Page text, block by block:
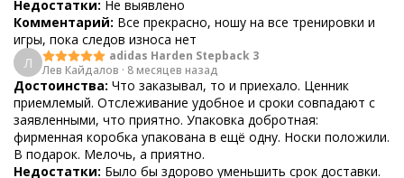
Недостатки: Не выявлено
Комментарий: Все прекрасно, ношу на все тренировки и
игры, пока следов износа нет
Л
adidas Harden Stepback 3
Лев Кайдалов · 8 месяцев назад
Достоинства: Что заказывал, то и приехало. Ценник
приемлемый. Отслеживание удобное и сроки совпадают с
заявленными, что приятно. Упаковка добротная:
фирменная коробка упакована в ещё одну. Носки положили.
В подарок. Мелочь, а приятно.
Недостатки: Было бы здорово уменьшить срок доставки.